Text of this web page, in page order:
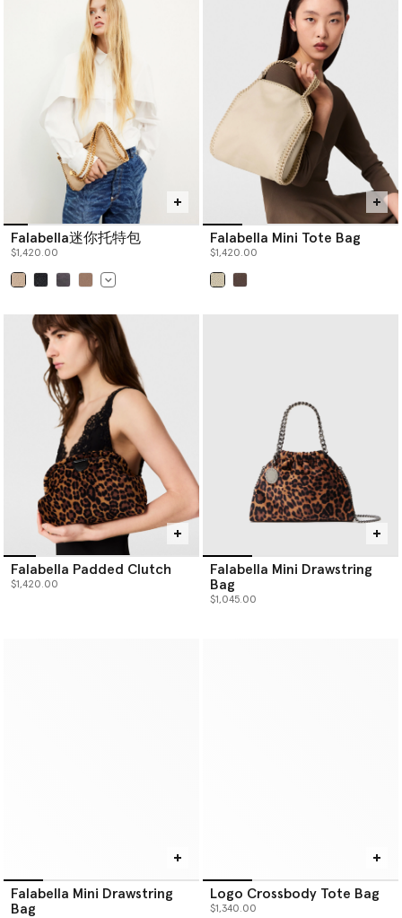
Falabella迷你托特包
$1,420.00
Falabella Mini Tote Bag
$1,420.00
Falabella Padded Clutch
$1,420.00
Falabella Mini Drawstring
Bag
$1,045.00
Falabella Mini Drawstring
Bag
Logo Crossbody Tote Bag
$1,340.00